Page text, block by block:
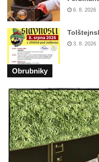
Pomník obětem válek v
Hrob vojáků Rudé
Račicích
Hrob Jiřího Dovhomilji na
Račicích
Račicích
Hrob Josefa Moravce a
na hřbitově v Dobříni
Pomník obětem válek na
Pomník obětem 1.
6. 8. 2026
3. 8. 2026
Obrubniky